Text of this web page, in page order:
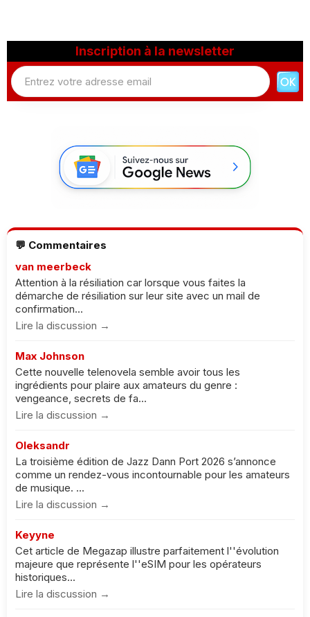
Inscription à la newsletter
💬 Commentaires
van meerbeck
Attention à la résiliation car lorsque vous faites la
démarche de résiliation sur leur site avec un mail de
confirmation...
Lire la discussion →
Max Johnson
Cette nouvelle telenovela semble avoir tous les
ingrédients pour plaire aux amateurs du genre :
vengeance, secrets de fa...
Lire la discussion →
Oleksandr
La troisième édition de Jazz Dann Port 2026 s’annonce
comme un rendez-vous incontournable pour les amateurs
de musique. ...
Lire la discussion →
Keyyne
Cet article de Megazap illustre parfaitement l''évolution
majeure que représente l''eSIM pour les opérateurs
historiques...
Lire la discussion →